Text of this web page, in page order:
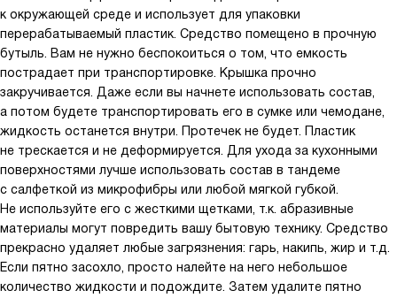
к окружающей среде и использует для упаковки
перерабатываемый пластик. Средство помещено в прочную
бутыль. Вам не нужно беспокоиться о том, что емкость
пострадает при транспортировке. Крышка прочно
закручивается. Даже если вы начнете использовать состав,
а потом будете транспортировать его в сумке или чемодане,
жидкость останется внутри. Протечек не будет. Пластик
не трескается и не деформируется. Для ухода за кухонными
поверхностями лучше использовать состав в тандеме
с салфеткой из микрофибры или любой мягкой губкой.
Не используйте его с жесткими щетками, т.к. абразивные
материалы могут повредить вашу бытовую технику. Средство
прекрасно удаляет любые загрязнения: гарь, накипь, жир и т.д.
Если пятно засохло, просто налейте на него небольшое
количество жидкости и подождите. Затем удалите пятно